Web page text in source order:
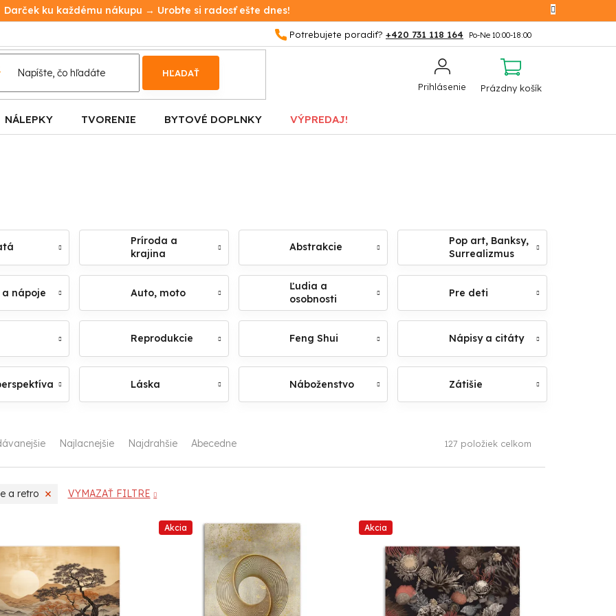
Darček ku každému nákupu → Urobte si radosť ešte dnes!
+420 731 118 164
Prihlásenie
HĽADAŤ
NÁKUPNÝ
Prázdny košík
NÁLEPKY TVORENIE BYTOVÉ DOPLNKY VÝPREDAJ!
Príroda a
krajina
Abstrakcie
Pop art, Banksy,
Surrealizmus
nápoje Auto, moto
Ľudia a
osobnosti
Pre deti
Reprodukcie Feng Shui Nápisy a citáty
Láska Náboženstvo Zátišie
Najlacnejšie Najdrahšie Abecedne 127 položiek celkom
a retro VYMAZAŤ FILTRE
Akcia Akcia